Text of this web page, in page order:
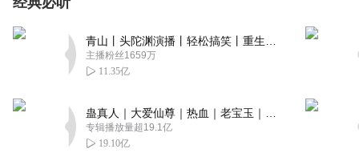
主播粉丝1659万
11.35亿
专辑播放量超19.1亿
19.10亿